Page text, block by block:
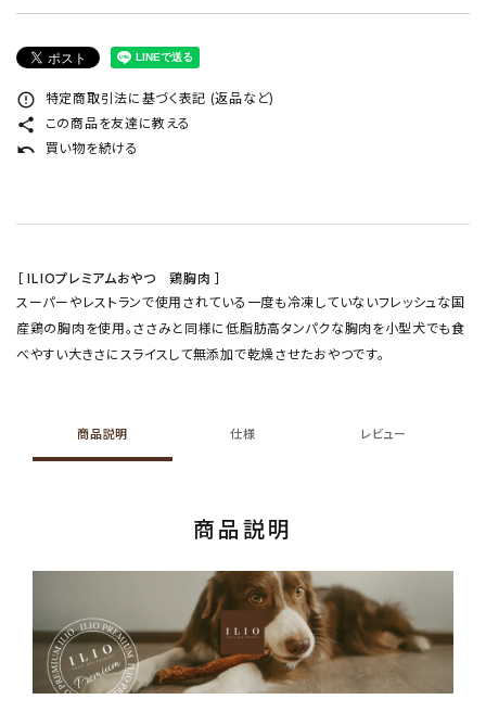
error_outline 特定商取引法に基づく表記 (返品など)
share この商品を友達に教える
undo 買い物を続ける
［ ILIOプレミアムおやつ 鶏胸肉 ］
スーパーやレストランで使用されている一度も冷凍していないフレッシュな国
産鶏の胸肉を使用。ささみと同様に低脂肪高タンパクな胸肉を小型犬でも食
べやすい大きさにスライスして無添加で乾燥させたおやつです。
商品説明 仕様 レビュー
商品説明